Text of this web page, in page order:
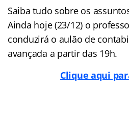
Saiba tudo sobre os
Ainda hoje (23/12) o
conduzirá o aulão de
avançada a partir das 19h.
Clique aqui